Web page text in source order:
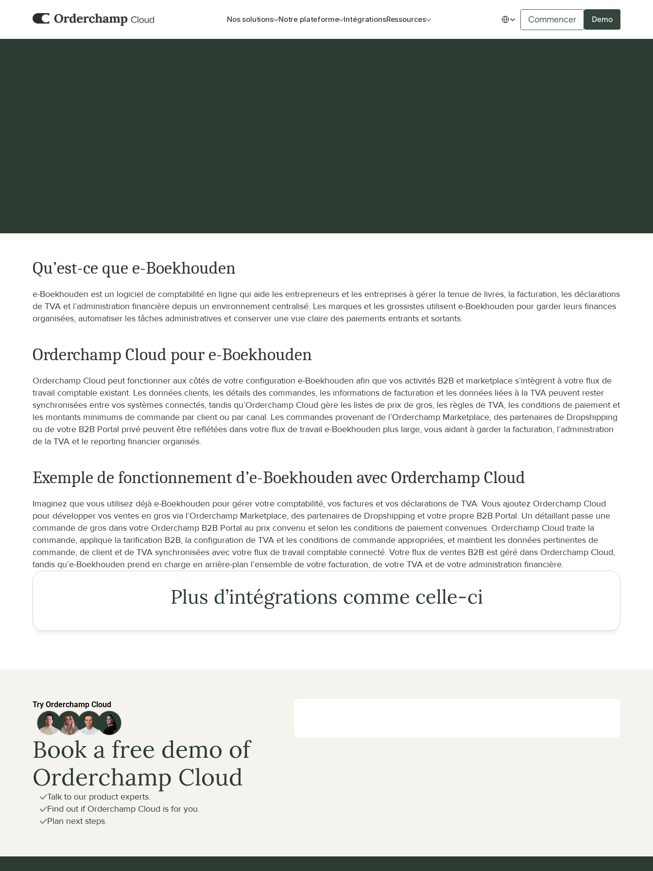
Nos solutions Notre plateforme IntégrationsRessources
Select Language
Commencer Demo
Qu’est-ce que e-Boekhouden
e-Boekhouden est un logiciel de comptabilité en ligne qui aide les entrepreneurs et les entreprises à gérer la tenue de livres, la facturation, les déclarations
de TVA et l’administration financière depuis un environnement centralisé. Les marques et les grossistes utilisent e-Boekhouden pour garder leurs finances
organisées, automatiser les tâches administratives et conserver une vue claire des paiements entrants et sortants.
Orderchamp Cloud pour e-Boekhouden
Orderchamp Cloud peut fonctionner aux côtés de votre configuration e-Boekhouden afin que vos activités B2B et marketplace s’intègrent à votre flux de
travail comptable existant. Les données clients, les détails des commandes, les informations de facturation et les données liées à la TVA peuvent rester
synchronisées entre vos systèmes connectés, tandis qu’Orderchamp Cloud gère les listes de prix de gros, les règles de TVA, les conditions de paiement et
les montants minimums de commande par client ou par canal. Les commandes provenant de l’Orderchamp Marketplace, des partenaires de Dropshipping
ou de votre B2B Portal privé peuvent être reflétées dans votre flux de travail e-Boekhouden plus large, vous aidant à garder la facturation, l’administration
de la TVA et le reporting financier organisés.
Exemple de fonctionnement d’e-Boekhouden avec Orderchamp Cloud
Imaginez que vous utilisez déjà e-Boekhouden pour gérer votre comptabilité, vos factures et vos déclarations de TVA. Vous ajoutez Orderchamp Cloud
pour développer vos ventes en gros via l’Orderchamp Marketplace, des partenaires de Dropshipping et votre propre B2B Portal. Un détaillant passe une
commande de gros dans votre Orderchamp B2B Portal au prix convenu et selon les conditions de paiement convenues. Orderchamp Cloud traite la
commande, applique la tarification B2B, la configuration de TVA et les conditions de commande appropriées, et maintient les données pertinentes de
commande, de client et de TVA synchronisées avec votre flux de travail comptable connecté. Votre flux de ventes B2B est géré dans Orderchamp Cloud,
tandis qu’e-Boekhouden prend en charge en arrière-plan l’ensemble de votre facturation, de votre TVA et de votre administration financière.
Plus d’intégrations comme celle-ci
Try Orderchamp Cloud
Book a free demo of
Orderchamp Cloud
Talk to our product experts.
Find out if Orderchamp Cloud is for you.
Plan next steps.